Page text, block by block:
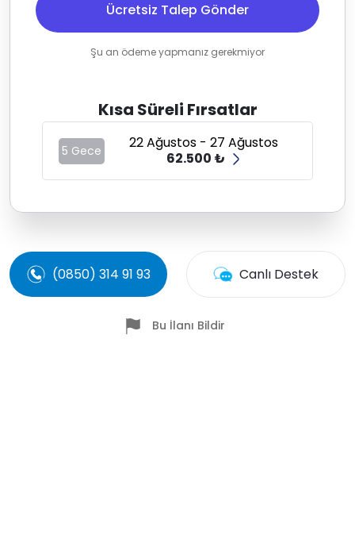
Ücretsiz Talep Gönder
Şu an ödeme yapmanız gerekmiyor
Kısa Süreli Fırsatlar
5 Gece
22 Ağustos - 27 Ağustos
62.500 ₺
(0850) 314 91 93 Canlı Destek
Bu İlanı Bildir